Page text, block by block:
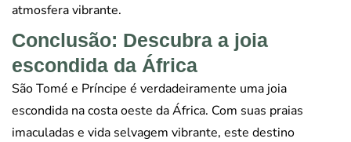
atmosfera vibrante.
Conclusão: Descubra a joia
escondida da África
São Tomé e Príncipe é verdadeiramente uma joia
escondida na costa oeste da África. Com suas praias
imaculadas e vida selvagem vibrante, este destino